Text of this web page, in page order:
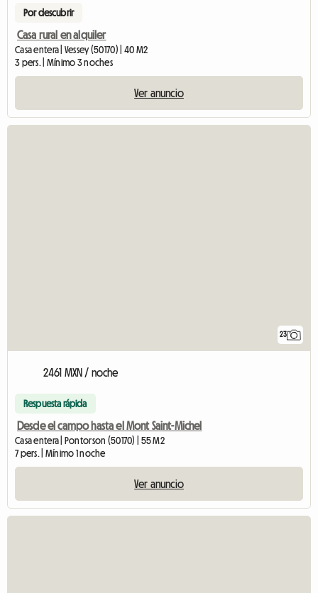
Por descubrir
Casa rural en alquiler
Casa entera | Vessey (50170) | 40 M2
3 pers. | Mínimo 3 noches
Ver anuncio
23
2461 MXN / noche
Respuesta rápida
Desde el campo hasta el Mont Saint-Michel
Casa entera | Pontorson (50170) | 55 M2
7 pers. | Mínimo 1 noche
Ver anuncio